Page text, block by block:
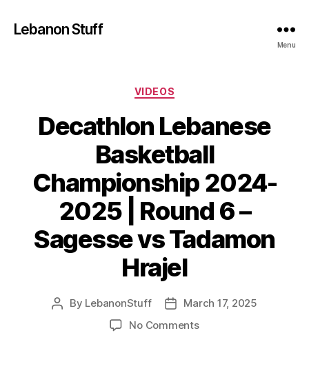
Lebanon Stuff
Menu
Categories
VIDEOS
Decathlon Lebanese
Basketball
Championship 2024-
2025 | Round 6 –
Sagesse vs Tadamon
Hrajel
Post
By LebanonStuff
PostMarch 17, 2025
No Commentson